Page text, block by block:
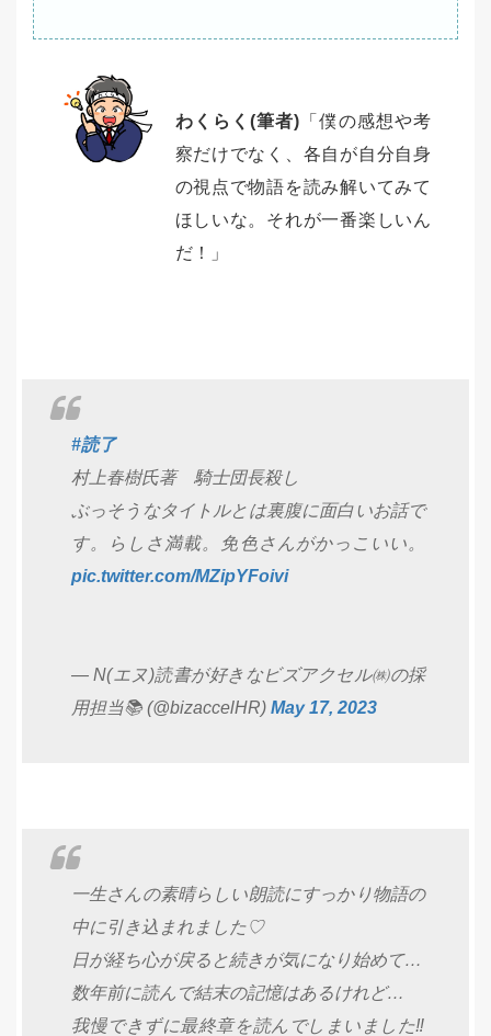
わくらく(筆者) 「僕の感想や考
察だけでなく、各自が自分自身
の視点で物語を読み解いてみて
ほしいな。それが一番楽しいん
だ！」
#読了
村上春樹氏著 騎士団長殺し
ぶっそうなタイトルとは裏腹に面白いお話で
す。らしさ満載。免色さんがかっこいい。
pic.twitter.com/MZipYFoivi
— N(エヌ)読書が好きなビズアクセル㈱の採
用担当📚 (@bizaccelHR) May 17, 2023
一生さんの素晴らしい朗読にすっかり物語の
中に引き込まれました♡
日が経ち心が戻ると続きが気になり始めて…
数年前に読んで結末の記憶はあるけれど…
我慢できずに最終章を読んでしまいました‼︎